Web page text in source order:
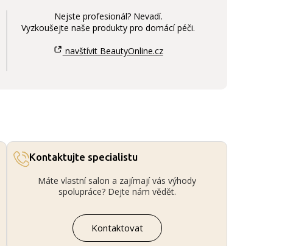
Nejste profesionál? Nevadí.
Vyzkoušejte naše produkty pro domácí péči.
navštívit BeautyOnline.cz
Kontaktujte specialistu
Máte vlastní salon a zajímají vás výhody
spolupráce? Dejte nám vědět.
Kontaktovat